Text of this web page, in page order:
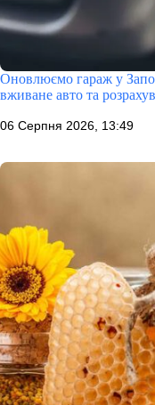
Оновлюємо гараж у
вживане авто та
06 Серпня 2026, 13:49